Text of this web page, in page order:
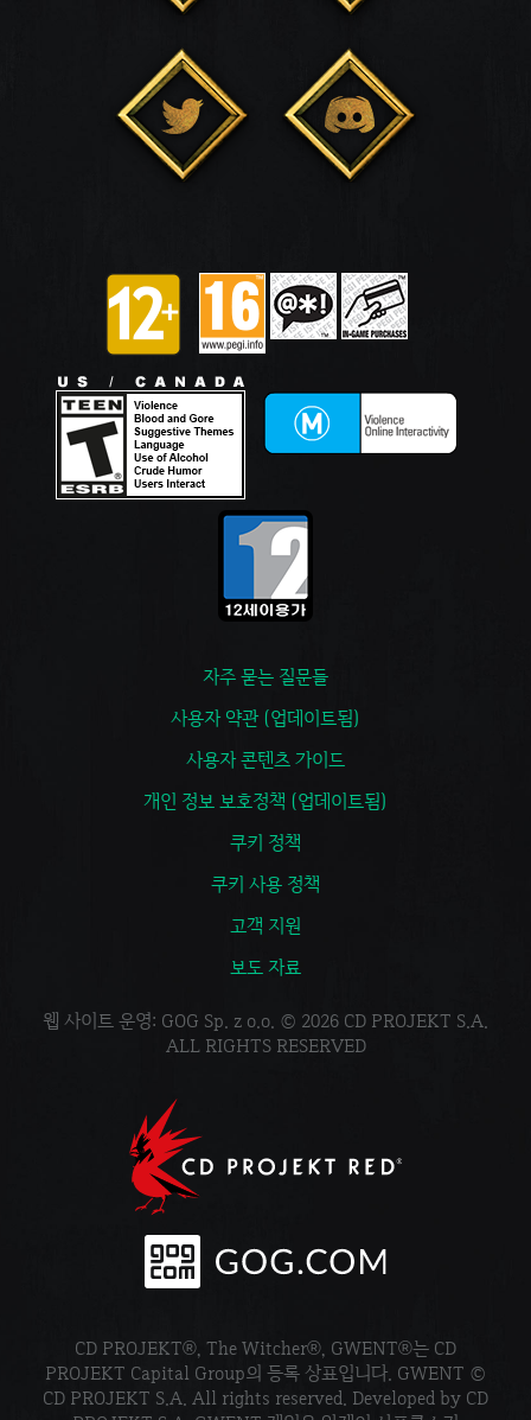
자주 묻는 질문들
사용자 약관 (업데이트됨)
사용자 콘텐츠 가이드
개인 정보 보호정책 (업데이트됨)
쿠키 정책
쿠키 사용 정책
고객 지원
보도 자료
웹 사이트 운영: GOG Sp. z o.o. © 2026 CD PROJEKT S.A.
ALL RIGHTS RESERVED
CD PROJEKT®, The Witcher®, GWENT®는 CD
PROJEKT Capital Group의 등록 상표입니다. GWENT ©
CD PROJEKT S.A. All rights reserved. Developed by CD